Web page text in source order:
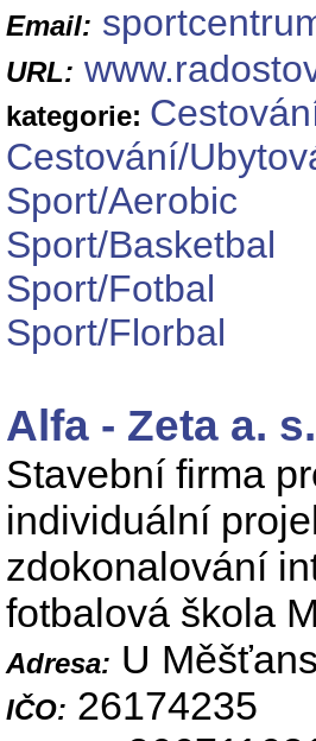
Email:
URL:
kategorie:
Cestování/
Sport/Aerobic
Sport/Basketbal
Sport/Fotbal
Sport/Florbal
Alfa - Zeta a. s.
Stavební firma
individuální
zdokonalování
fotbalová škola
Adresa: U
IČO: 26174235